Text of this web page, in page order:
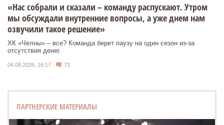
«Нас собрали и сказали – команду распускают. Утром
мы обсуждали внутренние вопросы, а уже днем нам
озвучили такое решение»
ХК «Челны» – все? Команда берет паузу на один сезон из-за
отсутствия денег.
04.08.2026, 16:17 73
ПАРТНЕРСКИЕ МАТЕРИАЛЫ